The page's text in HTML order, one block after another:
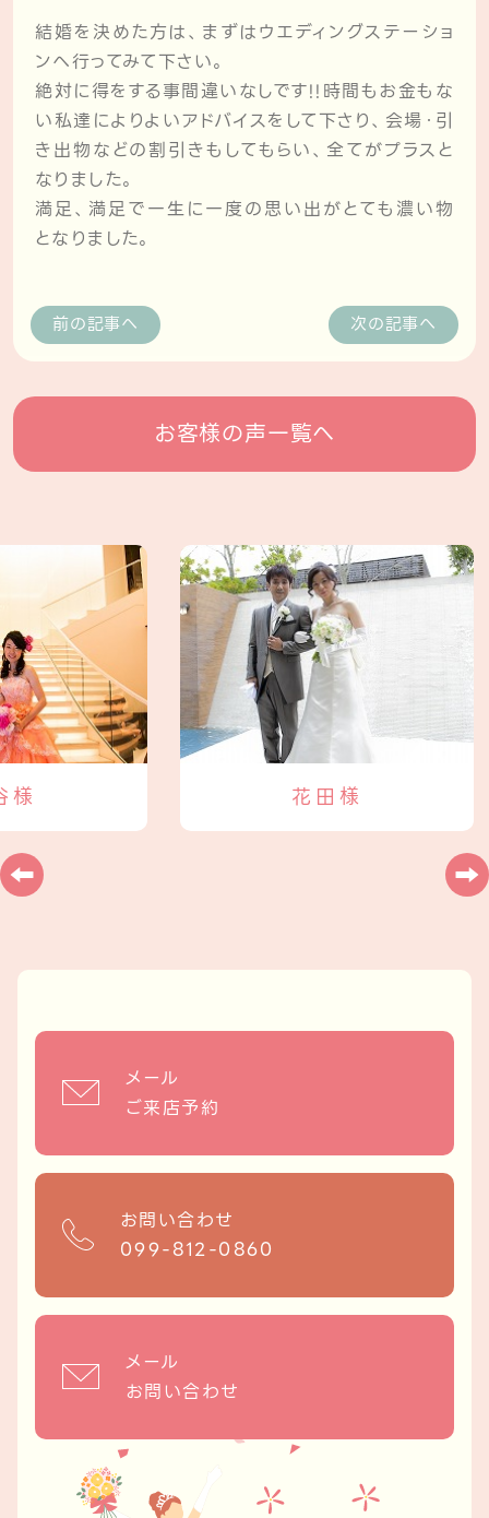
結婚を決めた方は、まずはウエディングステーショ
ンへ行ってみて下さい。
絶対に得をする事間違いなしです!!時間もお金もな
い私達によりよいアドバイスをして下さり、会場・引
き出物などの割引きもしてもらい、全てがプラスと
なりました。
満足、満足で一生に一度の思い出がとても濃い物
となりました。
前の記事へ 次の記事へ
お客様の声一覧へ
様 花田様
メール
ご来店予約
お問い合わせ
099-812-0860
メール
お問い合わせ